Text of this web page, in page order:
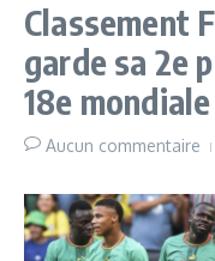
Classement
garde sa 2e
18e mondiale
Aucun commentaire